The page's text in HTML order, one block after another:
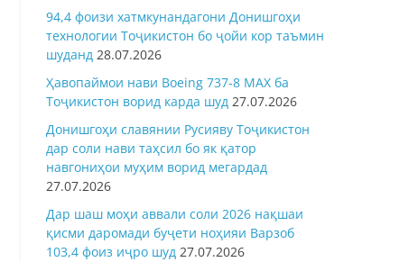
94,4 фоизи хатмкунандагони Донишгоҳи
технологии Тоҷикистон бо ҷойи кор таъмин
шуданд 28.07.2026
Ҳавопаймои нави Boeing 737-8 MAX ба
Тоҷикистон ворид карда шуд 27.07.2026
Донишгоҳи славянии Русияву Тоҷикистон
дар соли нави таҳсил бо як қатор
навгониҳои муҳим ворид мегардад
27.07.2026
Дар шаш моҳи аввали соли 2026 нақшаи
қисми даромади буҷети ноҳияи Варзоб
103,4 фоиз иҷро шуд 27.07.2026